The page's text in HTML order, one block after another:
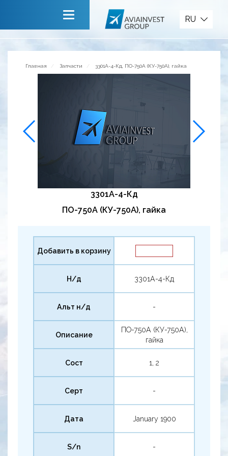
Сервисы
Обратная связь
RU
Главная Запчасти 3301А-4-Кд, ПО-750А (КУ-750А), гайка
3301А-4-Кд
ПО-750А (КУ-750А), гайка
Добавить в корзину
Н/д 3301А-4-Кд
Альт н/д -
Описание
ПО-750А (КУ-750А),
гайка
Сост 1, 2
Серт -
Дата January 1900
S/n -